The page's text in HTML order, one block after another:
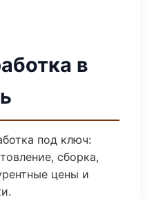
в
под ключ:
сборка,
цены и